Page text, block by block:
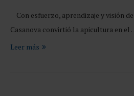
Con esfuerzo, aprendizaje y visión
Casanova convirtió la apicultura en el
Leer más